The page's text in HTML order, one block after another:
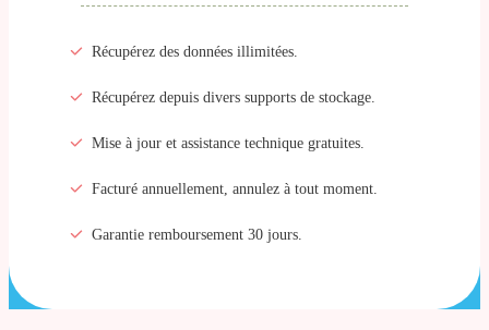
Récupérez des données illimitées.
Récupérez depuis divers supports de stockage.
Mise à jour et assistance technique gratuites.
Facturé annuellement, annulez à tout moment.
Garantie remboursement 30 jours.